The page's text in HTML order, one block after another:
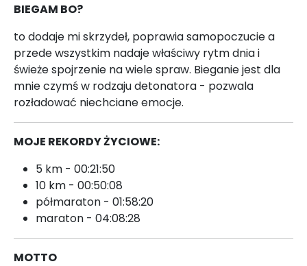
BIEGAM BO?
to dodaje mi skrzydeł, poprawia samopoczucie a
przede wszystkim nadaje właściwy rytm dnia i
świeże spojrzenie na wiele spraw. Bieganie jest dla
mnie czymś w rodzaju detonatora - pozwala
rozładować niechciane emocje.
MOJE REKORDY ŻYCIOWE:
5 km - 00:21:50
10 km - 00:50:08
półmaraton - 01:58:20
maraton - 04:08:28
MOTTO